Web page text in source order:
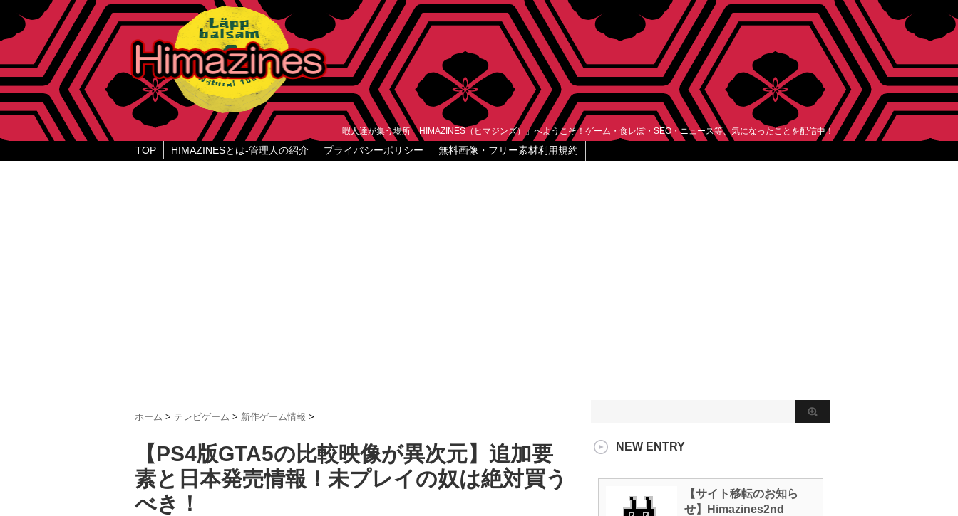
暇人達が集う場所「HIMAZINES（ヒマジンズ）」へようこそ！ゲーム・食レぽ・SEO・ニュース等、気になったことを配信中！
TOP HIMAZINESとは-管理人の紹介 プライバシーポリシー 無料画像・フリー素材利用規約
ホーム > テレビゲーム > 新作ゲーム情報 >
【PS4版GTA5の比較映像が異次元】追加要
素と日本発売情報！未プレイの奴は絶対買う
べき！
NEW ENTRY
【サイト移転のお知ら
せ】Himazines2nd